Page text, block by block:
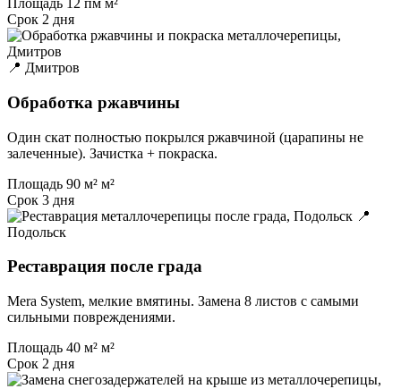
Площадь 12 пм м²
Срок 2 дня
📍 Дмитров
Обработка ржавчины
Один скат полностью покрылся ржавчиной (царапины не
залеченные). Зачистка + покраска.
Площадь 90 м² м²
Срок 3 дня
📍
Подольск
Реставрация после града
Mera System, мелкие вмятины. Замена 8 листов с самыми
сильными повреждениями.
Площадь 40 м² м²
Срок 2 дня